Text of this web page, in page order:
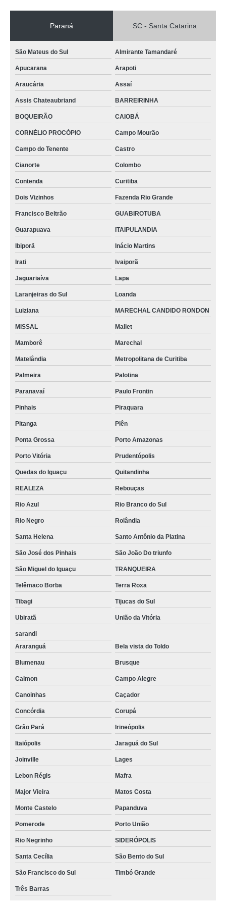
Paraná SC - Santa Catarina
São Mateus do Sul Almirante Tamandaré
Apucarana Arapoti
Araucária Assaí
Assis Chateaubriand BARREIRINHA
BOQUEIRÃO CAIOBÁ
CORNÉLIO PROCÓPIO Campo Mourão
Campo do Tenente Castro
Cianorte Colombo
Contenda Curitiba
Dois Vizinhos Fazenda Rio Grande
Francisco Beltrão GUABIROTUBA
Guarapuava ITAIPULANDIA
Ibiporã Inácio Martins
Irati Ivaiporã
Jaguariaíva Lapa
Laranjeiras do Sul Loanda
Luiziana MARECHAL CANDIDO RONDON
MISSAL Mallet
Mamborê Marechal
Matelândia Metropolitana de Curitiba
Palmeira Palotina
Paranavaí Paulo Frontin
Pinhais Piraquara
Pitanga Piên
Ponta Grossa Porto Amazonas
Porto Vitória Prudentópolis
Quedas do Iguaçu Quitandinha
REALEZA Rebouças
Rio Azul Rio Branco do Sul
Rio Negro Rolândia
Santa Helena Santo Antônio da Platina
São José dos Pinhais São João Do triunfo
São Miguel do Iguaçu TRANQUEIRA
Telêmaco Borba Terra Roxa
Tibagi Tijucas do Sul
Ubiratã União da Vitória
sarandi
Araranguá
Bela vista do Toldo
Blumenau Brusque
Calmon Campo Alegre
Canoinhas Caçador
Concórdia Corupá
Grão Pará Irineópolis
Itaiópolis Jaraguá do Sul
Joinville Lages
Lebon Régis Mafra
Major Vieira Matos Costa
Monte Castelo Papanduva
Pomerode Porto União
Rio Negrinho SIDERÓPOLIS
Santa Cecília São Bento do Sul
São Francisco do Sul Timbó Grande
Três Barras